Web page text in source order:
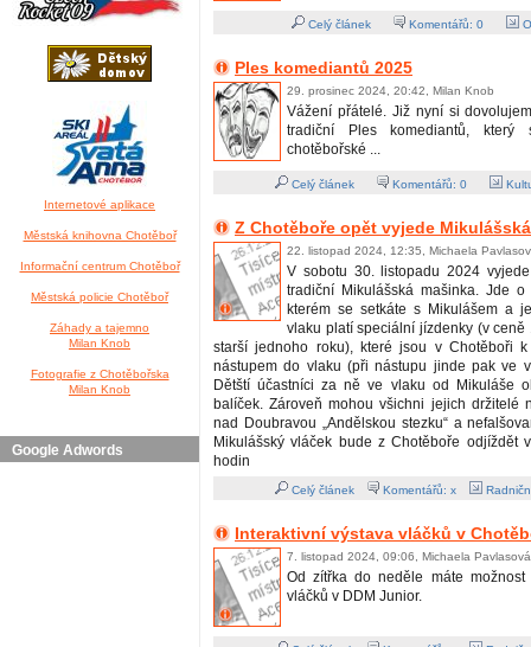
Internetové aplikace
Městská knihovna Chotěboř
Informační centrum Chotěboř
Městská policie Chotěboř
Záhady a tajemno
Milan Knob
Fotografie z Chotěbořska
Milan Knob
Google Adwords
Celý článek Komentářů: 0
Ples komediantů 2025
29. prosinec 2024, 20:42, Milan Knob
Vážení přátelé. Již nyní si
tradiční Ples komediantů, který
chotěbořské ...
Celý článek Komentářů: 0
Z Chotěboře opět vyjede
22. listopad 2024, 12:35, Michaela
V sobotu 30. listopadu 2024
tradiční Mikulášská mašinka. Jde
kterém se setkáte s Mikulášem a
vlaku platí speciální jízdenky (v ceně
starší jednoho roku), které jsou v Chotěboři
nástupem do vlaku (při nástupu jinde pak ve
Dětští účastníci za ně ve vlaku od Mikuláše
balíček. Zároveň mohou všichni jejich držitelé
nad Doubravou „Andělskou stezku“ a
Mikulášský vláček bude z Chotěboře odjíždět
hodin
Celý článek Komentářů: x
Interaktivní výstava vláčků v
7. listopad 2024, 09:06, Michaela Pavlasová
Od zítřka do neděle máte možnost
vláčků v DDM Junior.